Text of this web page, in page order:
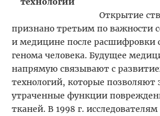
Открытие
признано третьим по важности
и медицине после расшифровки
генома человека. Будущее
напрямую связывают с
технологий, которые позволяют
утраченные функции
тканей. В 1998 г.